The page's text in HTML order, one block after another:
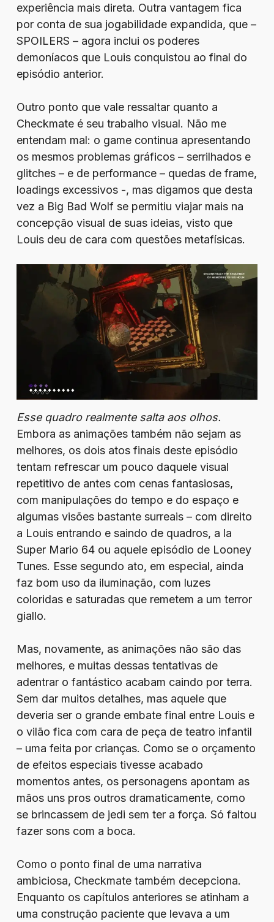
experiência mais direta. Outra vantagem fica
por conta de sua jogabilidade expandida, que –
SPOILERS – agora inclui os poderes
demoníacos que Louis conquistou ao final do
episódio anterior.
Outro ponto que vale ressaltar quanto a
Checkmate é seu trabalho visual. Não me
entendam mal: o game continua apresentando
os mesmos problemas gráficos – serrilhados e
glitches – e de performance – quedas de frame,
loadings excessivos -, mas digamos que desta
vez a Big Bad Wolf se permitiu viajar mais na
concepção visual de suas ideias, visto que
Louis deu de cara com questões metafísicas.
Esse quadro realmente salta aos olhos.
Embora as animações também não sejam as
melhores, os dois atos finais deste episódio
tentam refrescar um pouco daquele visual
repetitivo de antes com cenas fantasiosas,
com manipulações do tempo e do espaço e
algumas visões bastante surreais – com direito
a Louis entrando e saindo de quadros, a la
Super Mario 64 ou aquele episódio de Looney
Tunes. Esse segundo ato, em especial, ainda
faz bom uso da iluminação, com luzes
coloridas e saturadas que remetem a um terror
giallo.
Mas, novamente, as animações não são das
melhores, e muitas dessas tentativas de
adentrar o fantástico acabam caindo por terra.
Sem dar muitos detalhes, mas aquele que
deveria ser o grande embate final entre Louis e
o vilão fica com cara de peça de teatro infantil
– uma feita por crianças. Como se o orçamento
de efeitos especiais tivesse acabado
momentos antes, os personagens apontam as
mãos uns pros outros dramaticamente, como
se brincassem de jedi sem ter a força. Só faltou
fazer sons com a boca.
Como o ponto final de uma narrativa
ambiciosa, Checkmate também decepciona.
Enquanto os capítulos anteriores se atinham a
uma construção paciente que levava a um